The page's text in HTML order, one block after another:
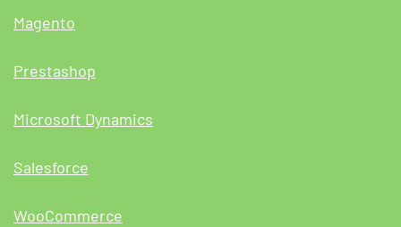
Magento
Prestashop
Microsoft Dynamics
Salesforce
WooCommerce